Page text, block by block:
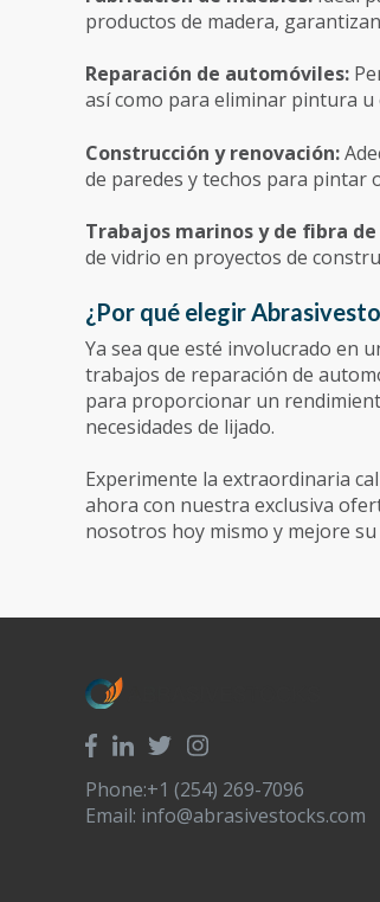
productos de madera,
Reparación de automóviles:
así como para eliminar pintura u
Construcción y renovación:
de paredes y techos para pintar
Trabajos marinos y de fibra
de vidrio en proyectos de
¿Por qué elegir
Ya sea que esté involucrado en
trabajos de reparación de
para proporcionar un
necesidades de lijado.
Experimente la extraordinaria
ahora con nuestra exclusiva
nosotros hoy mismo y mejore
Phone:+1 (254) 269-7096
Email: info@abrasivestocks.com